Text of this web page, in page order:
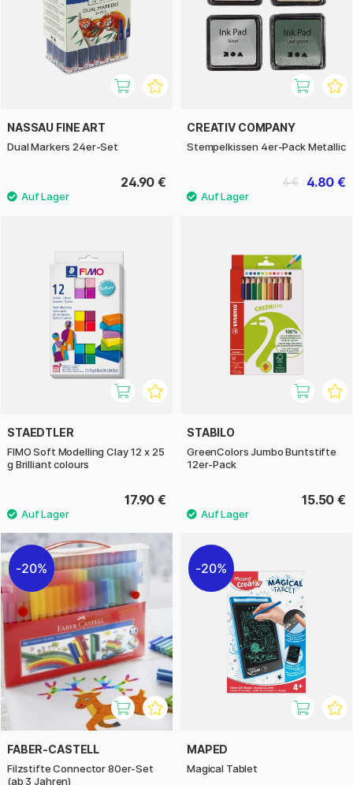
NASSAU FINE ART
Dual Markers 24er-Set
24.90 €
CREATIV COMPANY
Stempelkissen 4er-Pack Metallic
4.80 €
6 €
STAEDTLER
FIMO Soft Modelling Clay 12 x 25
g Brilliant colours
17.90 €
STABILO
GreenColors Jumbo Buntstifte
12er-Pack
15.50 €
20%
FABER-CASTELL
Filzstifte Connector 80er-Set
(ab 3 Jahren)
20%
MAPED
Magical Tablet